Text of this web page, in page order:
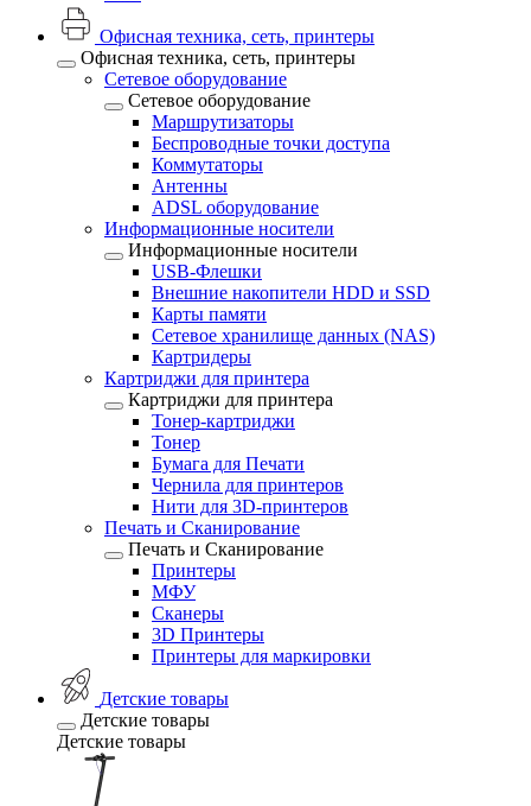
Офисная техника, cеть, принтеры
Офисная техника, cеть, принтеры
Сетевое оборудование
Сетевое оборудование
Маршрутизаторы
Беспроводные точки доступа
Коммутаторы
Антенны
ADSL оборудование
Информационные носители
Информационные носители
USB-Флешки
Внешние накопители HDD и SSD
Карты памяти
Сетевое хранилище данных (NAS)
Картридеры
Картриджи для принтера
Картриджи для принтера
Тонер-картриджи
Тонер
Бумага для Печати
Чернила для принтеров
Нити для 3D-принтеров
Печать и Сканирование
Печать и Сканирование
Принтеры
МФУ
Сканеры
3D Принтеры
Принтеры для маркировки
Детские товары
Детские товары
Детские товары